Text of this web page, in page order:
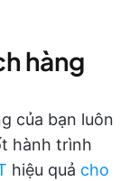
hàng
của bạn luôn
hành trình
hiệu quả cho